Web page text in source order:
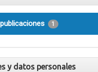
1
y datos personales